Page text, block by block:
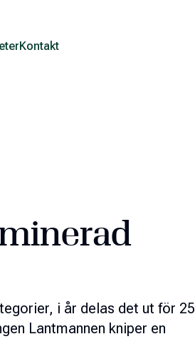
Kontakt
i år delas det ut för 25
Lantmannen kniper en